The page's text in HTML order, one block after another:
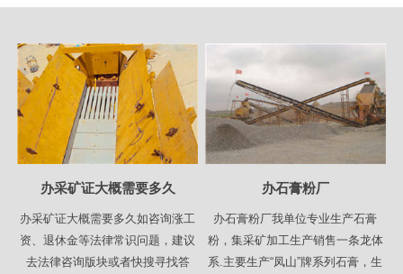
办采矿证大概需要多久
办采矿证大概需要多久如咨询涨工
资、退休金等法律常识问题，建议
去法律咨询版块或者快搜寻找答
办石膏粉厂
办石膏粉厂我单位专业生产石膏
粉，集采矿加工生产销售一条龙体
系.主要生产“凤山”牌系列石膏，生